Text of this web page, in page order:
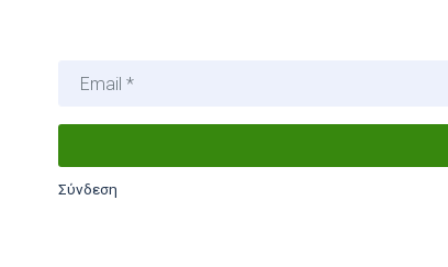
Email
Σύνδεση